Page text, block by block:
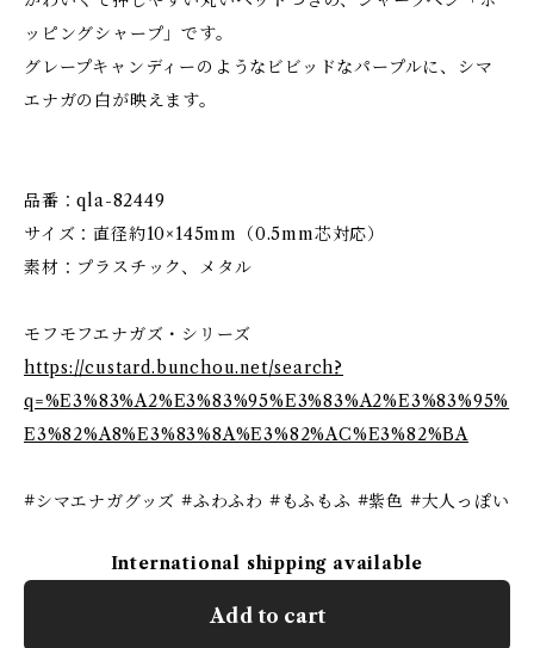
ッピングシャープ」です。
グレープキャンディーのようなビビッドなパープルに、シマ
エナガの白が映えます。
品番：qla-82449
サイズ：直径約10×145mm（0.5mm芯対応）
素材：プラスチック、メタル
モフモフエナガズ・シリーズ
https://custard.bunchou.net/search?
q=%E3%83%A2%E3%83%95%E3%83%A2%E3%83%95%
E3%82%A8%E3%83%8A%E3%82%AC%E3%82%BA
#シマエナガグッズ #ふわふわ #もふもふ #紫色 #大人っぽい
International shipping available
Add to cart